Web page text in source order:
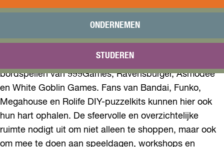
Arrangementen
VVV Almere
ONDERNEMEN
STUDEREN
leeftijden.
varieert van Pokémon en Magic: The Gathering tot
bordspellen van 999Games, Ravensburger, Asmodee
en White Goblin Games. Fans van Bandai, Funko,
Megahouse en Rolife DIY-puzzelkits kunnen hier ook
hun hart ophalen. De sfeervolle en overzichtelijke
ruimte nodigt uit om niet alleen te shoppen, maar ook
om mee te doen aan speeldagen, workshops en